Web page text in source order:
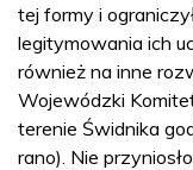
tej formy i
legitymowania ich
również na inne
Wojewódzki
terenie Świdnika
rano). Nie